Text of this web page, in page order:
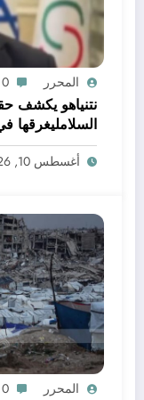
المحرر 0
نتنياهو يكشف
الماراثونية
أغسطس 10, 2026
المحرر 0